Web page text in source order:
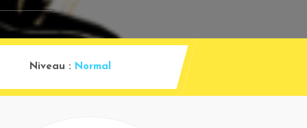
Niveau : Normal